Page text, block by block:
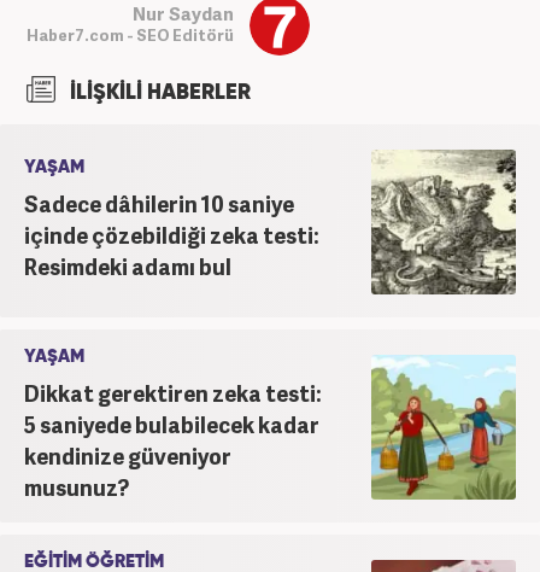
Nur Saydan
Haber7.com - SEO Editörü
İLİŞKİLİ HABERLER
YAŞAM
Sadece dâhilerin 10 saniye
içinde çözebildiği zeka testi:
Resimdeki adamı bul
YAŞAM
Dikkat gerektiren zeka testi:
5 saniyede bulabilecek kadar
kendinize güveniyor
musunuz?
EĞİTİM ÖĞRETİM